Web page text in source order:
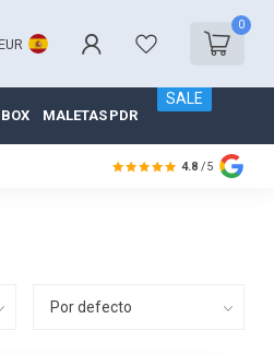
0
MALETAS PDR
SALE
4.8 /5